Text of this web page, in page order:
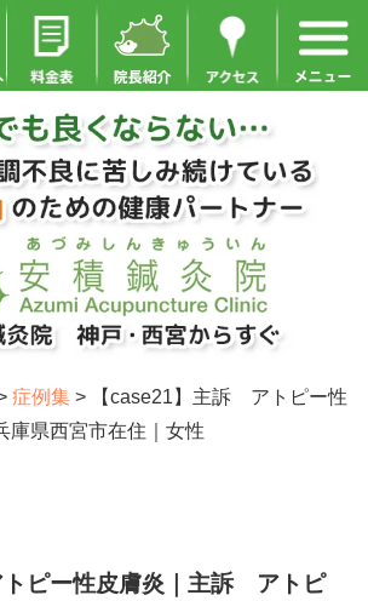
症例集>
【case21】主訴 アトピー性
庫県西宮市在住｜女性
トピー性皮膚炎｜主訴 アトピ